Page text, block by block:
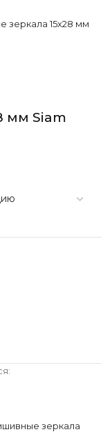
зеркала 15х28 мм
мм Siam
зеркала